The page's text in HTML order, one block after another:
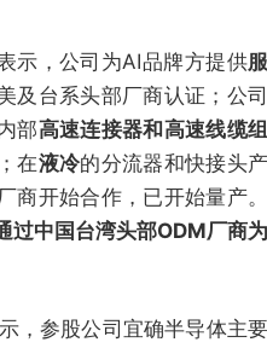
示，公司为AI品牌方提供服
及台系头部厂商认证；公司
部高速连接器和高速线缆组
在液冷的分流器和快接头产
商开始合作，已开始量产。
过中国台湾头部ODM厂商为
，参股公司宜确半导体主要